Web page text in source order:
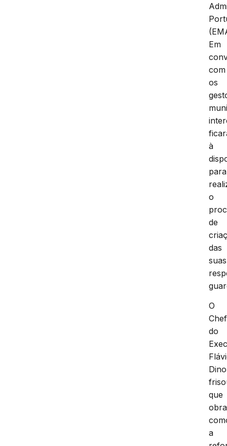
Em
com
os
à
para
o
de
das
suas
O
do
Dino
que
a